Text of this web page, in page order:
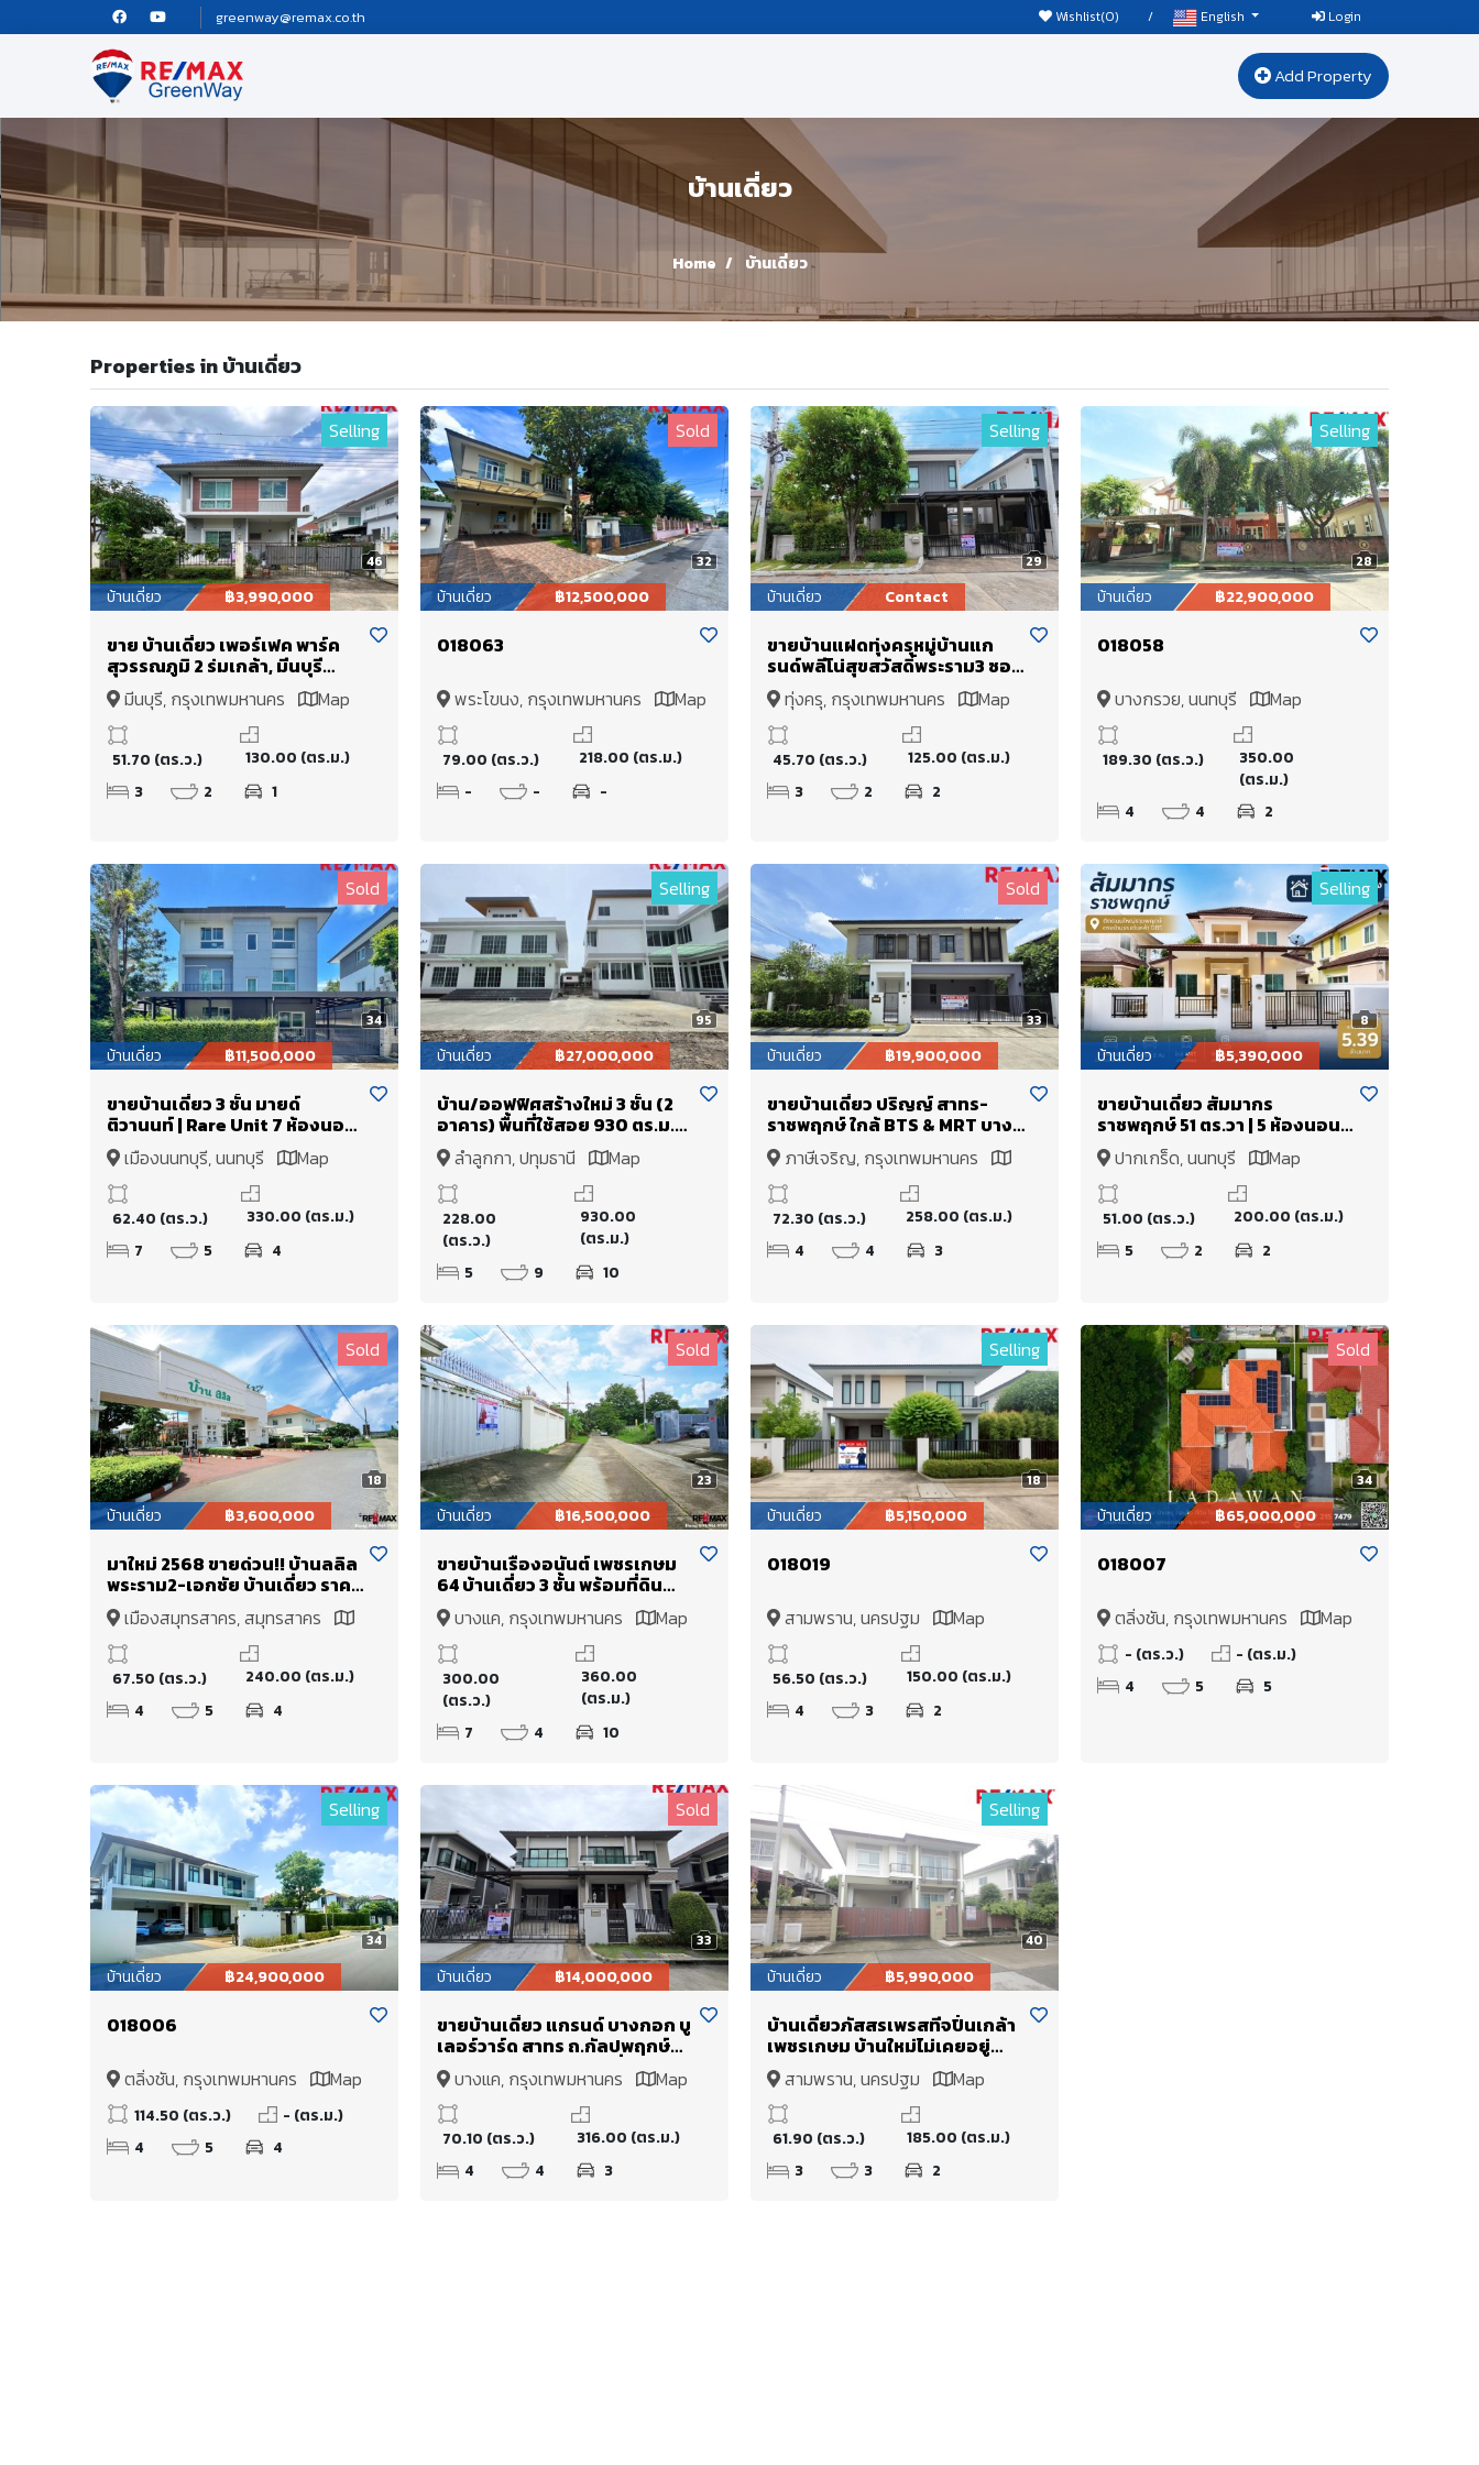
greenway@remax.co.th Wishlist(0) / English Login
Add Property
บ้านเดี่ยว
Home บ้านเดี่ยว
Properties in บ้านเดี่ยว
46
Selling
บ้านเดี่ยว ฿3,990,000
ขาย บ้านเดี่ยว เพอร์เฟค พาร์ค
สุวรรณภูมิ 2 ร่มเกล้า, มีนบุรี
(Perfect Park Suvarnabhumi
2) ใกล้สนามบินสุวรรณภูมิ
มีนบุรี, กรุงเทพมหานคร Map
51.70 (ตร.ว.)
130.00 (ตร.ม.)
3
2 1
32
Sold
บ้านเดี่ยว ฿12,500,000
018063
พระโขนง, กรุงเทพมหานคร Map
79.00 (ตร.ว.)
218.00 (ตร.ม.)
-
- -
29
Selling
บ้านเดี่ยว Contact
ขายบ้านแฝดทุ่งครุหมู่บ้านแก
รนด์พลีโน่สุขสวัสดิ์พระราม3 ซอย
ประชาอุทิศ60 หลังมุม
ทุ่งครุ, กรุงเทพมหานคร Map
45.70 (ตร.ว.)
125.00 (ตร.ม.)
3
2 2
28
Selling
บ้านเดี่ยว ฿22,900,000
018058
บางกรวย, นนทบุรี Map
189.30 (ตร.ว.)
350.00
(ตร.ม.)
4
4 2
34
Sold
บ้านเดี่ยว ฿11,500,000
ขายบ้านเดี่ยว 3 ชั้น มายด์
ติวานนท์ | Rare Unit 7 ห้องนอน
ครัวพรีเมียม ติดสวนส่วนตัว หน้า
บ้านไม่ชนใคร ใกล้ MRT กระทรวง
สาธารณสุข
เมืองนนทบุรี, นนทบุรี Map
62.40 (ตร.ว.)
330.00 (ตร.ม.)
7
5 4
95
Selling
บ้านเดี่ยว ฿27,000,000
บ้าน/ออฟฟิศสร้างใหม่ 3 ชั้น (2
อาคาร) พื้นที่ใช้สอย 930 ตร.ม.
พร้อมจอดรถได้กว่า 10 คัน บน
ทำเลใกล้ BTS แยกคปอ. และ
ดอนเมืองเพียง 5 นาที
ลำลูกกา, ปทุมธานี Map
228.00
(ตร.ว.)
930.00
(ตร.ม.)
5
9 10
33
Sold
บ้านเดี่ยว ฿19,900,000
ขายบ้านเดี่ยว ปริญญ์ สาทร-
ราชพฤกษ์ ใกล้ BTS & MRT บาง
หว้า หลังมุม บ้านใหม่ ไม่เคยเข้า
อยู่ 72.3 ตร.ว.
ภาษีเจริญ, กรุงเทพมหานคร
Map
72.30 (ตร.ว.)
258.00 (ตร.ม.)
4
4 3
8
Selling
บ้านเดี่ยว ฿5,390,000
ขายบ้านเดี่ยว สัมมากร
ราชพฤกษ์ 51 ตร.วา | 5 ห้องนอน
มีห้องนอนล่าง ใกล้ MRT บางรัก
ใหญ่ อยู่ใกล้โรงเรียนนานาชาติ
DBS
ปากเกร็ด, นนทบุรี Map
51.00 (ตร.ว.)
200.00 (ตร.ม.)
5
2 2
18
Sold
บ้านเดี่ยว ฿3,600,000
มาใหม่ 2568 ขายด่วน!! บ้านลลิล
พระราม2-เอกชัย บ้านเดี่ยว ราคา
เพียง 3ล้านต้น 67.5 ตร.วา หลัง
ใหญ่ ทิศใต้ ถูกสุดในโครงการ ค่า
ส่วนกลาง12,240บาท/ปี ใกล้
ทางด่วน เข้าเมืองง่าย
เมืองสมุทรสาคร, สมุทรสาคร
Map
67.50 (ตร.ว.)
240.00 (ตร.ม.)
4
5 4
23
Sold
บ้านเดี่ยว ฿16,500,000
ขายบ้านเรืองอนันต์ เพชรเกษม
64 บ้านเดี่ยว 3 ชั้น พร้อมที่ดิน
แปลงใหญ่ รวม 300 ตร.วา ได้ถึง
7 ห้องนอน คุ้มค่าด้วยวัสดุอย่างดี
ไม้แท้ ทั้งหลัง บ้านเหมือนใหม่
เหมาะทำออฟฟิศ หรือครอบครัว
ขนาดใหญ่ สร้างบ้านแยกใน
อาณาเขตเดียวกัน
บางแค, กรุงเทพมหานคร Map
300.00
(ตร.ว.)
360.00
(ตร.ม.)
7
4 10
18
Selling
บ้านเดี่ยว ฿5,150,000
018019
สามพราน, นครปฐม Map
56.50 (ตร.ว.)
150.00 (ตร.ม.)
4
3 2
34
Sold
บ้านเดี่ยว ฿65,000,000
018007
ตลิ่งชัน, กรุงเทพมหานคร Map
- (ตร.ว.)
- (ตร.ม.)
4
5 5
34
Selling
บ้านเดี่ยว ฿24,900,000
018006
ตลิ่งชัน, กรุงเทพมหานคร Map
114.50 (ตร.ว.)
- (ตร.ม.)
4
5 4
33
Sold
บ้านเดี่ยว ฿14,000,000
ขายบ้านเดี่ยว แกรนด์ บางกอก บู
เลอร์วาร์ด สาทร ถ.กัลปพฤกษ์
บางแค 70.1 ตร.ว. ขายต่ำกว่าทุน
บางแค, กรุงเทพมหานคร Map
70.10 (ตร.ว.)
316.00 (ตร.ม.)
4
4 3
40
Selling
บ้านเดี่ยว ฿5,990,000
บ้านเดี่ยวภัสสรเพรสทีจปิ่นเกล้า
เพชรเกษม บ้านใหม่ไม่เคยอยู่
ขายขาดทุน พร้อมเฟอร์นิเจอร์
บิ้วท์อิน แอร์ ตู้เย็น บ้านสภาพดี
พร้อมอยู่ 61.9ตารางวา ซ.5ต้น
โครงการ ราคาเจรจาได้
สามพราน, นครปฐม Map
61.90 (ตร.ว.)
185.00 (ตร.ม.)
3
3 2